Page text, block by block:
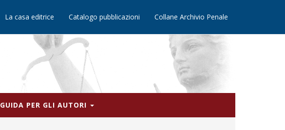
La casa editrice Catalogo pubblicazioni Collane Archivio Penale
GUIDA PER GLI AUTORI